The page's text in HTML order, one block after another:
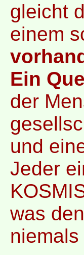
gleicht
einem
Ein
der
und
Jeder
was